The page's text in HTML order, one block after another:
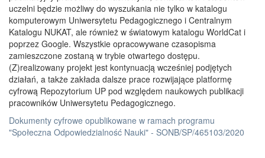
uczelni będzie możliwy do wyszukania nie tylko w katalogu
komputerowym Uniwersytetu Pedagogicznego i Centralnym
Katalogu NUKAT, ale również w światowym katalogu WorldCat i
poprzez Google. Wszystkie opracowywane czasopisma
zamieszczone zostaną w trybie otwartego dostępu.
(Z)realizowany projekt jest kontynuacją wcześniej podjętych
działań, a także zakłada dalsze prace rozwijające platformę
cyfrową Repozytorium UP pod względem naukowych publikacji
pracowników Uniwersytetu Pedagogicznego.
Dokumenty cyfrowe opublikowane w ramach programu
"Społeczna Odpowiedzialność Nauki" - SONB/SP/465103/2020